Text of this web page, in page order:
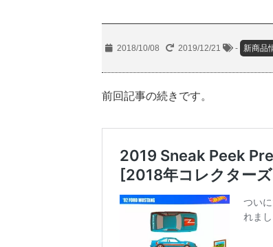
2018/10/08 2019/12/21 - 新商品
前回記事の続きです。